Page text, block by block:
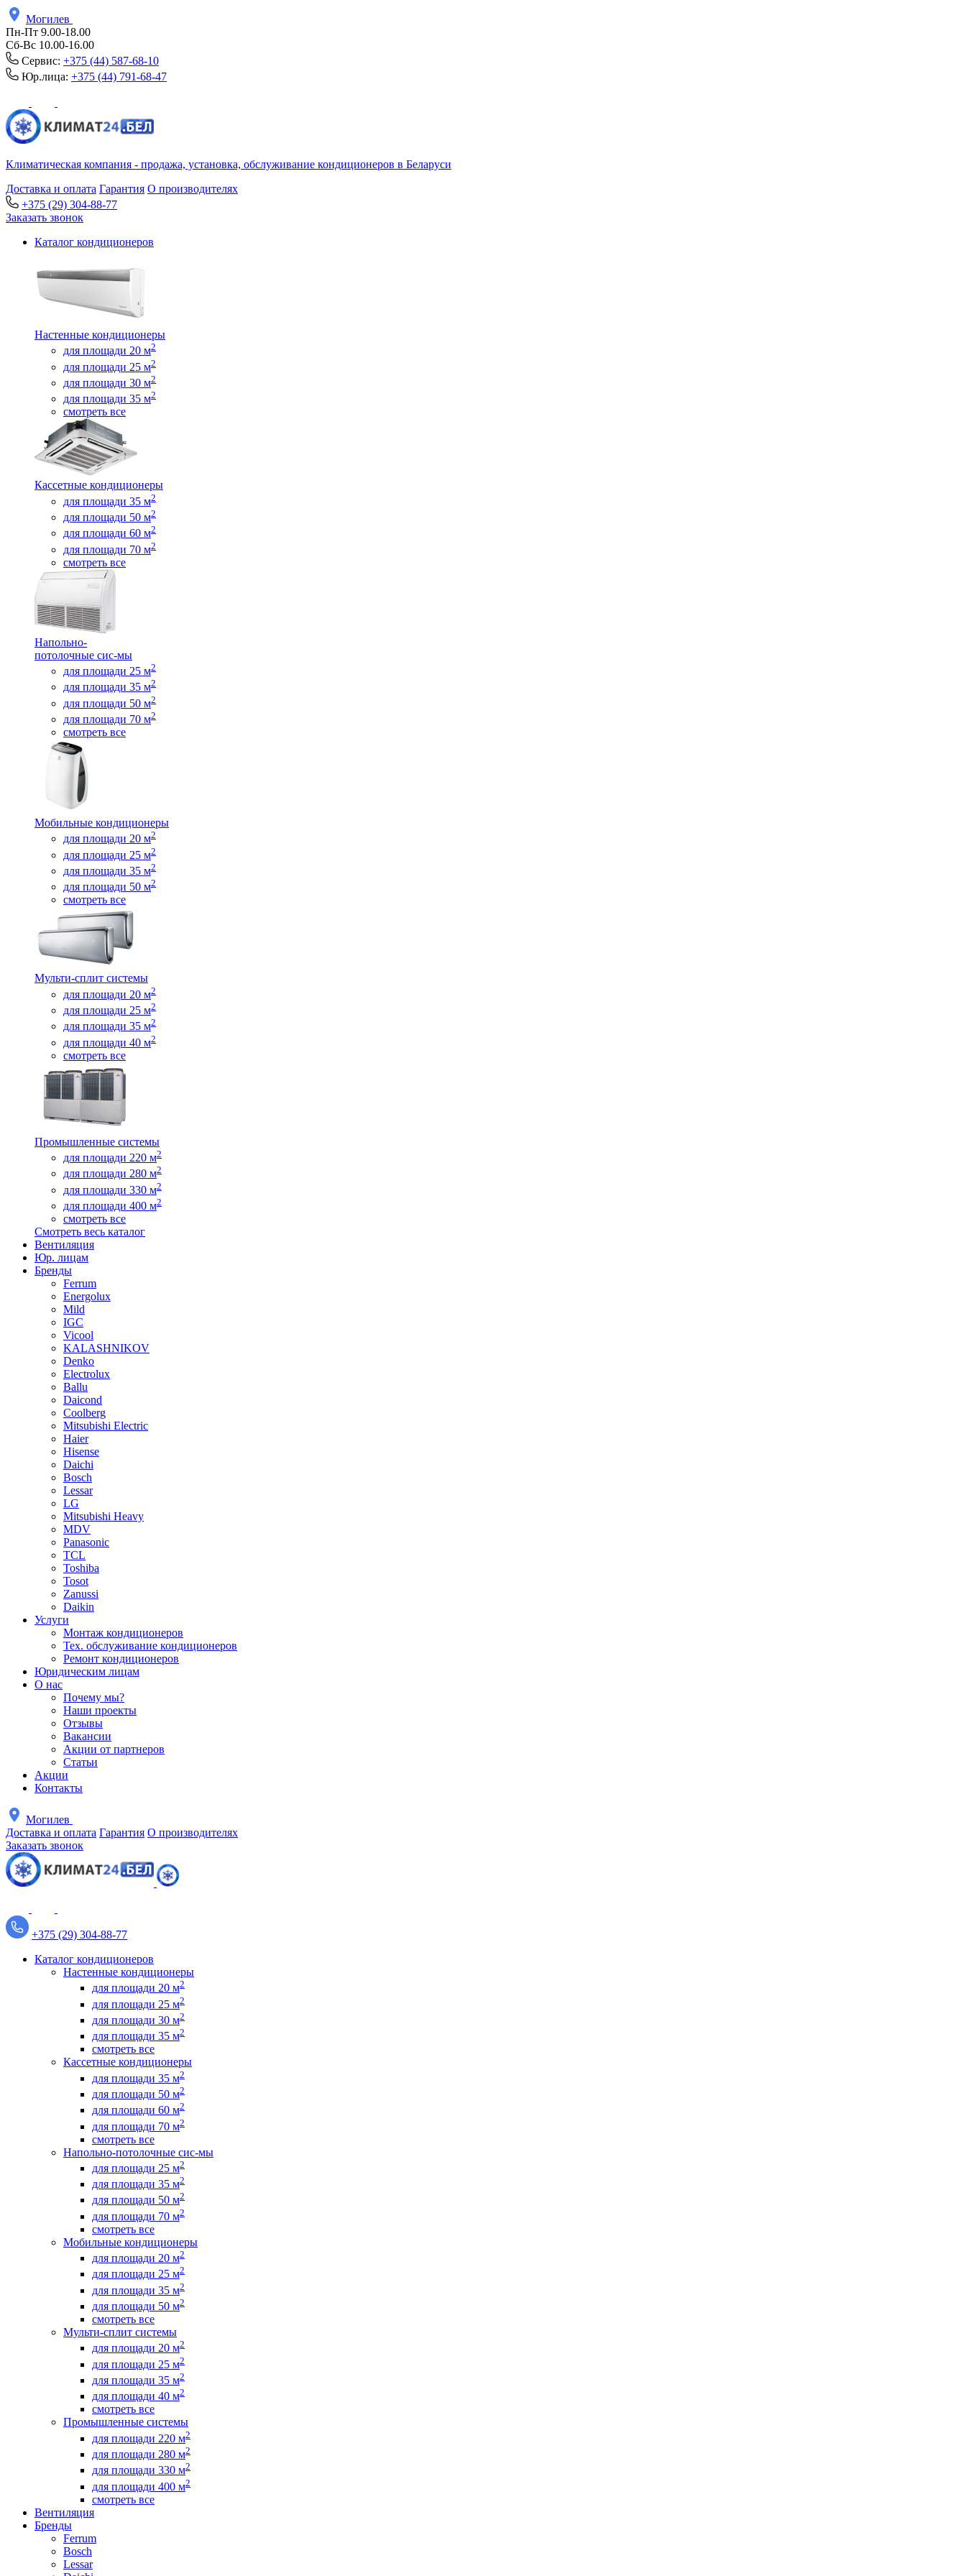
Могилев
Пн-Пт 9.00-18.00
Сб-Вс 10.00-16.00
Сервис: +375 (44) 587-68-10
Юр.лица: +375 (44) 791-68-47
Климатическая компания - продажа, установка, обслуживание кондиционеров в Беларуси
Доставка и оплата Гарантия О производителях
+375 (29) 304-88-77
Заказать звонок
Каталог кондиционеров
Настенные кондиционеры
для площади 20 м2
для площади 25 м2
для площади 30 м2
для площади 35 м2
смотреть все
Кассетные кондиционеры
для площади 35 м2
для площади 50 м2
для площади 60 м2
для площади 70 м2
смотреть все
Напольно-
потолочные сис-мы
для площади 25 м2
для площади 35 м2
для площади 50 м2
для площади 70 м2
смотреть все
Мобильные кондиционеры
для площади 20 м2
для площади 25 м2
для площади 35 м2
для площади 50 м2
смотреть все
Мульти-сплит системы
для площади 20 м2
для площади 25 м2
для площади 35 м2
для площади 40 м2
смотреть все
Промышленные системы
для площади 220 м2
для площади 280 м2
для площади 330 м2
для площади 400 м2
смотреть все
Смотреть весь каталог
Вентиляция
Юр. лицам
Бренды
Ferrum
Energolux
Mild
IGC
Vicool
KALASHNIKOV
Denko
Electrolux
Ballu
Daicond
Coolberg
Mitsubishi Electric
Haier
Hisense
Daichi
Bosch
Lessar
LG
Mitsubishi Heavy
MDV
Panasonic
TCL
Toshiba
Tosot
Zanussi
Daikin
Услуги
Монтаж кондиционеров
Тех. обслуживание кондиционеров
Ремонт кондиционеров
Юридическим лицам
О нас
Почему мы?
Наши проекты
Отзывы
Вакансии
Акции от партнеров
Статьи
Акции
Контакты
Могилев
Доставка и оплата Гарантия О производителях
Заказать звонок
+375 (29) 304-88-77
Каталог кондиционеров
Настенные кондиционеры
для площади 20 м2
для площади 25 м2
для площади 30 м2
для площади 35 м2
смотреть все
Кассетные кондиционеры
для площади 35 м2
для площади 50 м2
для площади 60 м2
для площади 70 м2
смотреть все
Напольно-потолочные сис-мы
для площади 25 м2
для площади 35 м2
для площади 50 м2
для площади 70 м2
смотреть все
Мобильные кондиционеры
для площади 20 м2
для площади 25 м2
для площади 35 м2
для площади 50 м2
смотреть все
Мульти-сплит системы
для площади 20 м2
для площади 25 м2
для площади 35 м2
для площади 40 м2
смотреть все
Промышленные системы
для площади 220 м2
для площади 280 м2
для площади 330 м2
для площади 400 м2
смотреть все
Вентиляция
Бренды
Ferrum
Bosch
Lessar